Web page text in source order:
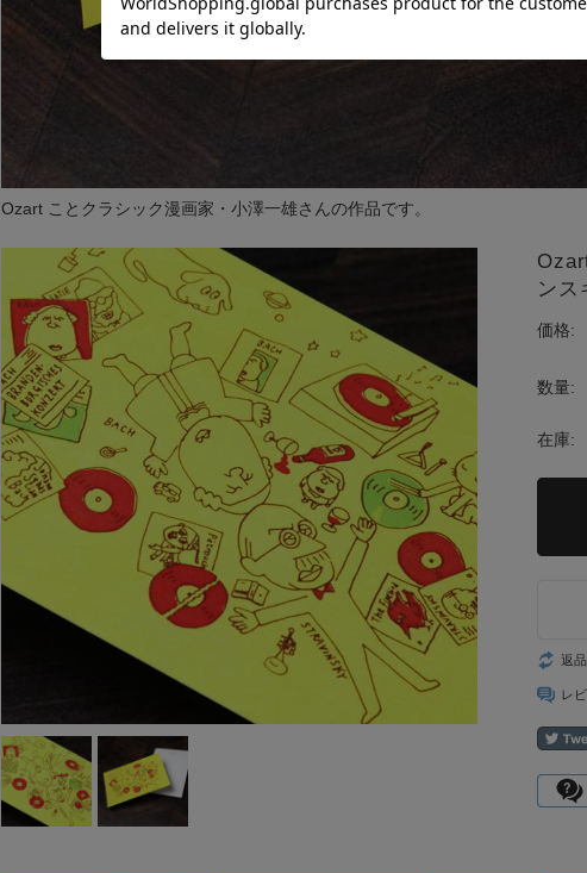
Ozart ことクラシック漫画家・小澤一雄さんの作品です。
ンス
価格:
数量:
在庫:
返
レ